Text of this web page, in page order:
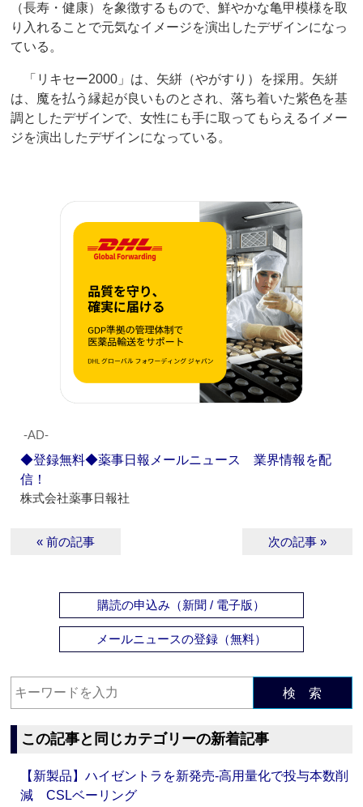
（長寿・健康）を象徴するもので、鮮やかな亀甲模様を取
り入れることで元気なイメージを演出したデザインになっ
ている。
「リキセー2000」は、矢絣（やがすり）を採用。矢絣
は、魔を払う縁起が良いものとされ、落ち着いた紫色を基
調としたデザインで、女性にも手に取ってもらえるイメー
ジを演出したデザインになっている。
‐AD‐
◆登録無料◆薬事日報メールニュース 業界情報を配
信！
株式会社薬事日報社
« 前の記事 次の記事 »
購読の申込み（新聞 / 電子版）
メールニュースの登録（無料）
検 索
この記事と同じカテゴリーの新着記事
【新製品】ハイゼントラを新発売‐高用量化で投与本数削
減 CSLベーリング